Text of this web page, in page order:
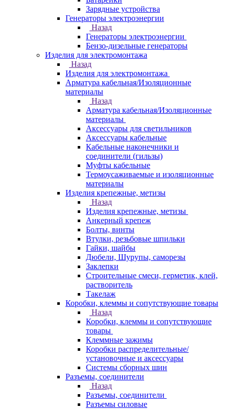
Зарядные устройства
Генераторы электроэнергии
Назад
Генераторы электроэнергии
Бензо-дизельные генераторы
Изделия для электромонтажа
Назад
Изделия для электромонтажа
Арматура кабельная/Изоляционные
материалы
Назад
Арматура кабельная/Изоляционные
материалы
Аксессуары для светильников
Аксессуары кабельные
Кабельные наконечники и
соединители (гильзы)
Муфты кабельные
Термоусаживаемые и изоляционные
материалы
Изделия крепежные, метизы
Назад
Изделия крепежные, метизы
Анкерный крепеж
Болты, винты
Втулки, резьбовые шпильки
Гайки, шайбы
Дюбели, Шурупы, саморезы
Заклепки
Строительные смеси, герметик, клей,
растворитель
Такелаж
Коробки, клеммы и сопутствующие товары
Назад
Коробки, клеммы и сопутствующие
товары
Клеммные зажимы
Коробки распределительные/
установочные и аксессуары
Системы сборных шин
Разъемы, соединители
Назад
Разъемы, соединители
Разъемы силовые